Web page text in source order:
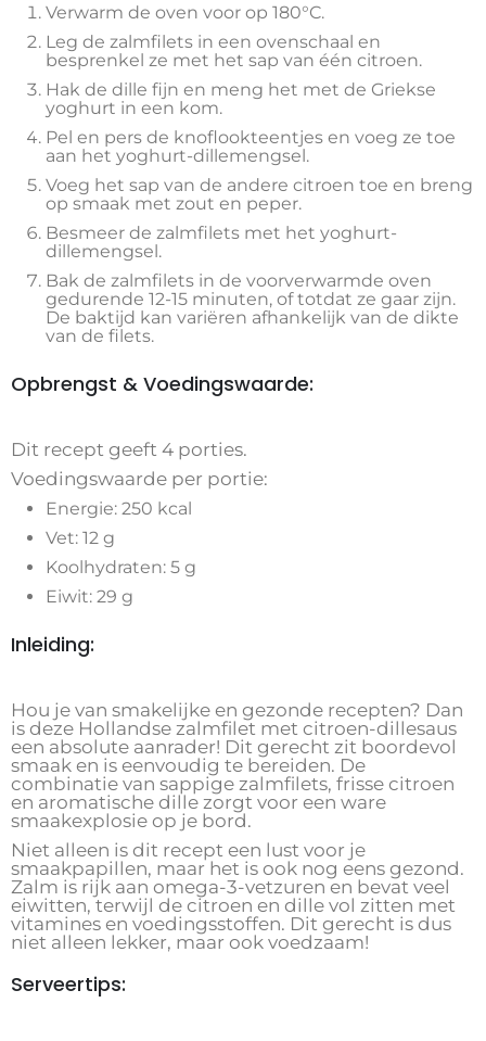
Verwarm de oven voor op 180°C.
Leg de zalmfilets in een ovenschaal en
besprenkel ze met het sap van één citroen.
Hak de dille fijn en meng het met de Griekse
yoghurt in een kom.
Pel en pers de knoflookteentjes en voeg ze toe
aan het yoghurt-dillemengsel.
Voeg het sap van de andere citroen toe en breng
op smaak met zout en peper.
Besmeer de zalmfilets met het yoghurt-
dillemengsel.
Bak de zalmfilets in de voorverwarmde oven
gedurende 12-15 minuten, of totdat ze gaar zijn.
De baktijd kan variëren afhankelijk van de dikte
van de filets.
Opbrengst & Voedingswaarde:
Dit recept geeft 4 porties.
Voedingswaarde per portie:
Energie: 250 kcal
Vet: 12 g
Koolhydraten: 5 g
Eiwit: 29 g
Inleiding:
Hou je van smakelijke en gezonde recepten? Dan
is deze Hollandse zalmfilet met citroen-dillesaus
een absolute aanrader! Dit gerecht zit boordevol
smaak en is eenvoudig te bereiden. De
combinatie van sappige zalmfilets, frisse citroen
en aromatische dille zorgt voor een ware
smaakexplosie op je bord.
Niet alleen is dit recept een lust voor je
smaakpapillen, maar het is ook nog eens gezond.
Zalm is rijk aan omega-3-vetzuren en bevat veel
eiwitten, terwijl de citroen en dille vol zitten met
vitamines en voedingsstoffen. Dit gerecht is dus
niet alleen lekker, maar ook voedzaam!
Serveertips: